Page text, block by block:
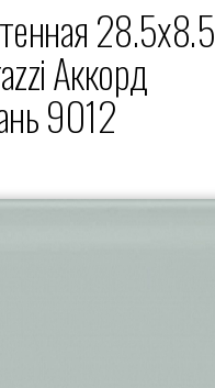
28.5x8.5
Аккорд
9012